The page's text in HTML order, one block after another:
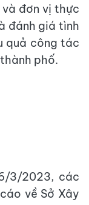
đơn vị thực
đánh giá tình
quả công tác
phố.
3/2023, các
về Sở Xây